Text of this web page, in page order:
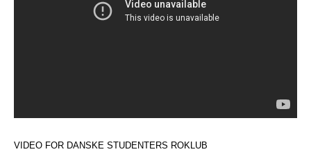
VIDEO FOR DANSKE STUDENTERS ROKLUB